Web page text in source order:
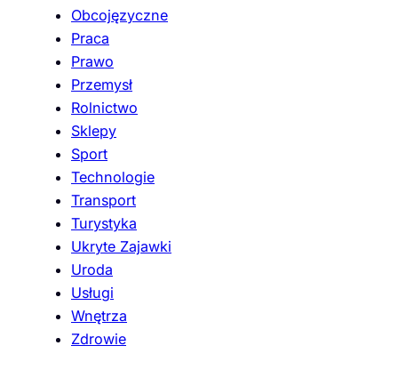
Obcojęzyczne
Praca
Prawo
Przemysł
Rolnictwo
Sklepy
Sport
Technologie
Transport
Turystyka
Ukryte Zajawki
Uroda
Usługi
Wnętrza
Zdrowie